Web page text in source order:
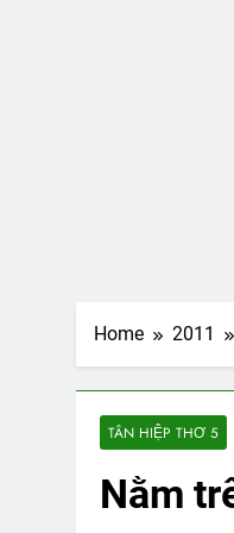
Home 2011
TÂN HIỆP THƠ 5
Nằm